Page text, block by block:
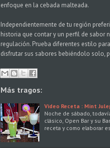
enfoque en la cebada malteada.
Independientemente de tu región
historia que contar y un perfil de sabor
regulación. Prueba diferentes estilo
disfrutar sus sabores bebiéndolo solo,
Más tragos:
Video Receta : Mint
Noche de sábado,
clásico, Open Bar y su
receta y como elaborar